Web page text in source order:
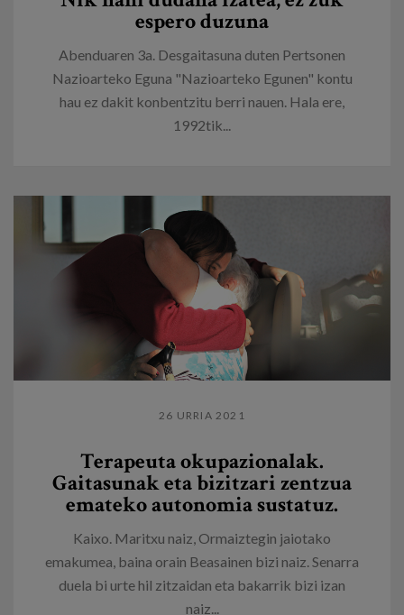
espero duzuna
Abenduaren 3a. Desgaitasuna duten Pertsonen
Nazioarteko Eguna "Nazioarteko Egunen" kontu
hau ez dakit konbentzitu berri nauen. Hala ere,
1992tik...
26 URRIA 2021
Terapeuta okupazionalak.
Gaitasunak eta bizitzari zentzua
emateko autonomia sustatuz.
Kaixo. Maritxu naiz, Ormaiztegin jaiotako
emakumea, baina orain Beasainen bizi naiz. Senarra
duela bi urte hil zitzaidan eta bakarrik bizi izan
naiz...